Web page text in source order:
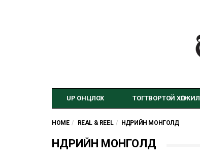
UP ОНЦЛОХ ТОГТВОРТОЙ ХӨГЖИЛ
HOME REAL & REEL ӨНӨӨДРИЙН МОНГОЛД
ӨНӨӨДРИЙН МОНГОЛД